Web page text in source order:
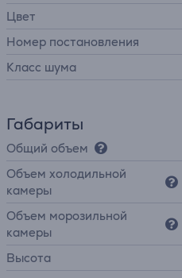
Цвет
Номер постановления
Класс шума
Габариты
Общий объем
Объем холодильной
камеры
Объем морозильной
камеры
Высота